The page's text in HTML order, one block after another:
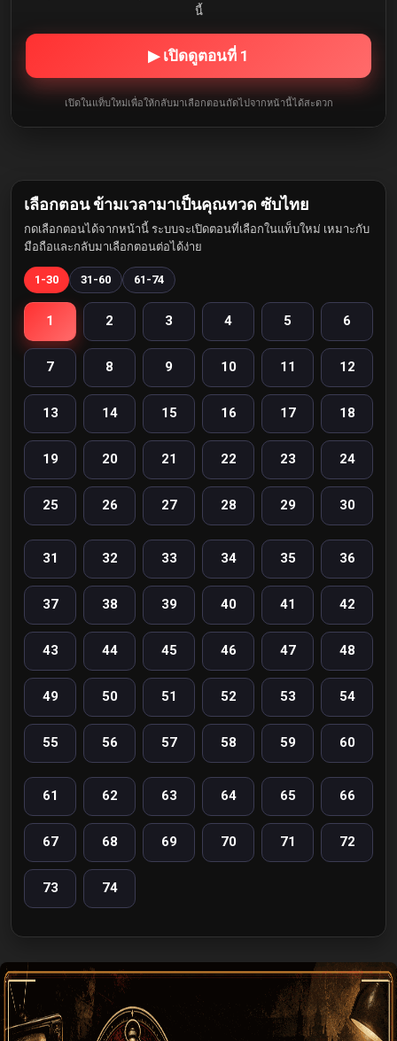
นี้
▶ เปิดดูตอนที่ 1
เปิดในแท็บใหม่เพื่อให้กลับมาเลือกตอนถัดไปจากหน้านี้ได้สะดวก
เลือกตอน ข้ามเวลามาเป็นคุณทวด ซับไทย
กดเลือกตอนได้จากหน้านี้ ระบบจะเปิดตอนที่เลือกในแท็บใหม่ เหมาะกับ
มือถือและกลับมาเลือกตอนต่อได้ง่าย
1-30 31-60 61-74
1 2 3 4 5 6
7 8 9 10 11 12
13 14 15 16 17 18
19 20 21 22 23 24
25 26 27 28 29 30
31 32 33 34 35 36
37 38 39 40 41 42
43 44 45 46 47 48
49 50 51 52 53 54
55 56 57 58 59 60
61 62 63 64 65 66
67 68 69 70 71 72
73 74